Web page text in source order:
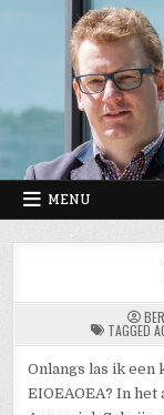
MENU
TAGGED
Onlangs las ik
EIOEAOEA? In